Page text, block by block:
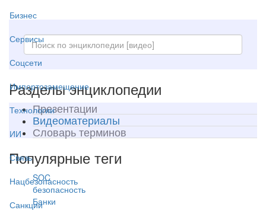
Бизнес
Сервисы
Соцсети
Импортозамещение
Технологии
ИИ
Связь
Нацбезопасность
Санкции
Разделы энциклопедии
Презентации
Видеоматериалы
Словарь терминов
Популярные теги
SOC
безопасность
Банки